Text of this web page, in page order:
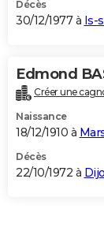
Décès
30/12/1977 à Is-
Edmond
Créer une
Naissance
18/12/1910 à
Décès
22/10/1972 à